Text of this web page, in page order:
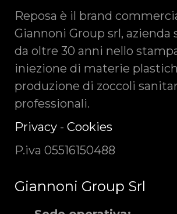
Reposa è il brand
Giannoni Group srl, azienda
da oltre 30 anni nello
iniezione di materie
produzione di zoccoli
professionali.
Privacy - Cookies
P.iva 05516150488
Giannoni Group Srl